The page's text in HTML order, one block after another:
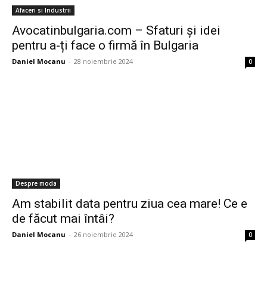
Afaceri si Industrii
​Avocatinbulgaria.com – Sfaturi și idei
pentru a-ți face o firmă în Bulgaria
Daniel Mocanu - 28 noiembrie 2024 0
Despre moda
Am stabilit data pentru ziua cea mare! Ce e
de făcut mai întâi?
Daniel Mocanu - 26 noiembrie 2024 0